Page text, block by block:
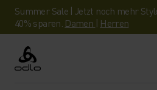
Summer Sale | Jetzt noch mehr
40% sparen. Damen | Herren
Odlo